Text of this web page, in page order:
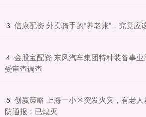
3 信康配资 外卖骑手的“养老账”，究竟应
4 金股宝配资 东风汽车集团特种装备事
受审查调查
5 创赢策略 上海一小区突发火灾，有老
防通报：已熄灭